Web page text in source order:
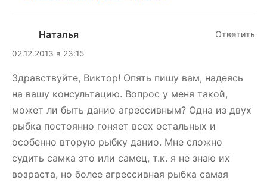
Наталья
02.12.2013 в 23:15
Здравствуйте, Виктор! Опять пишу вам, надеясь
на вашу консультацию. Вопрос у меня такой,
может ли быть данио агрессивным? Одна из двух
рыбка постоянно гоняет всех остальных и
особенно вторую рыбку данио. Мне сложно
судить самка это или самец, т.к. я не знаю их
возраста, но более агрессивная рыбка самая
Ответить